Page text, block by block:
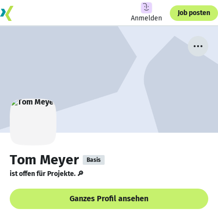
Anmelden
Job posten
Tom Meyer Basis
ist offen für Projekte. 🔎
Ganzes Profil ansehen